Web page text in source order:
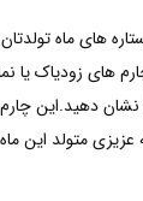
های زودیاک یا
نشان دهید.این
عزیزی متولد این